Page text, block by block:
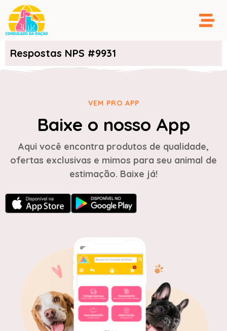
Respostas NPS #9931
VEM PRO APP
Baixe o nosso App
Aqui você encontra produtos de qualidade,
ofertas exclusivas e mimos para seu animal de
estimação. Baixe já!